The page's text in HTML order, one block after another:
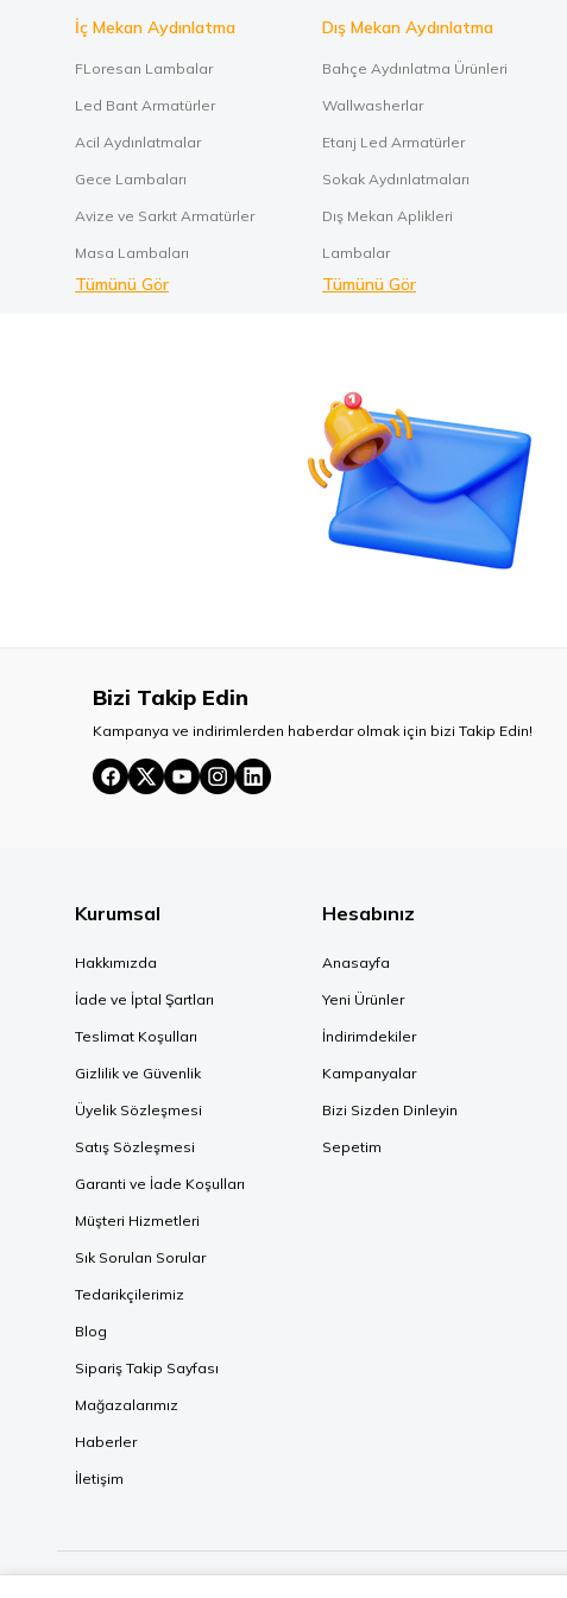
İç Mekan Aydınlatma
FLoresan Lambalar
Led Bant Armatürler
Acil Aydınlatmalar
Gece Lambaları
Avize ve Sarkıt Armatürler
Masa Lambaları
Tümünü Gör
Dış Mekan Aydınlatma
Bahçe Aydınlatma Ürünleri
Wallwasherlar
Etanj Led Armatürler
Sokak Aydınlatmaları
Dış Mekan Aplikleri
Lambalar
Tümünü Gör
Bizi Takip Edin
Kampanya ve indirimlerden haberdar olmak için bizi Takip Edin!
Kurumsal
Hakkımızda
İade ve İptal Şartları
Teslimat Koşulları
Gizlilik ve Güvenlik
Üyelik Sözleşmesi
Satış Sözleşmesi
Garanti ve İade Koşulları
Müşteri Hizmetleri
Sık Sorulan Sorular
Tedarikçilerimiz
Blog
Sipariş Takip Sayfası
Mağazalarımız
Haberler
İletişim
Hesabınız
Anasayfa
Yeni Ürünler
İndirimdekiler
Kampanyalar
Bizi Sizden Dinleyin
Sepetim